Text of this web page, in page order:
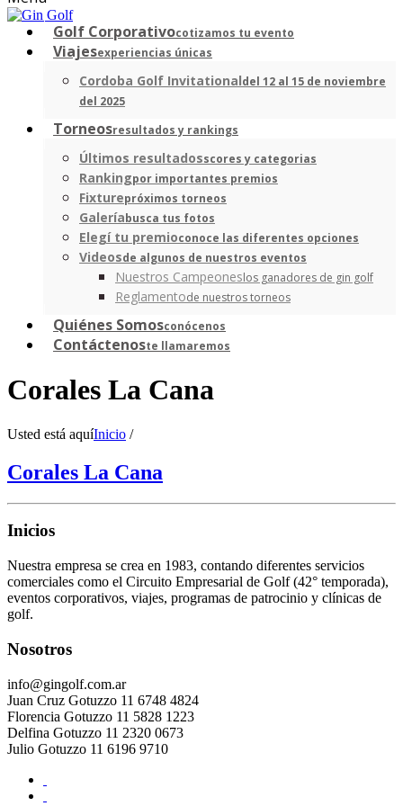
Golf Corporativocotizamos tu evento
Viajesexperiencias únicas
Cordoba Golf Invitationaldel 12 al 15 de noviembre
del 2025
Torneosresultados y rankings
Últimos resultadosscores y categorias
Rankingpor importantes premios
Fixturepróximos torneos
Galeríabusca tus fotos
Elegí tu premioconoce las diferentes opciones
Videosde algunos de nuestros eventos
Nuestros Campeoneslos ganadores de gin golf
Reglamentode nuestros torneos
Quiénes Somosconócenos
Contáctenoste llamaremos
Corales La Cana
Usted está aquíInicio /
Corales La Cana
Inicios
Nuestra empresa se crea en 1983, contando diferentes servicios
comerciales como el Circuito Empresarial de Golf (42° temporada),
eventos corporativos, viajes, programas de patrocinio y clínicas de
golf.
Nosotros
info@gingolf.com.ar
Juan Cruz Gotuzzo 11 6748 4824
Florencia Gotuzzo 11 5828 1223
Delfina Gotuzzo 11 2320 0673
Julio Gotuzzo 11 6196 9710